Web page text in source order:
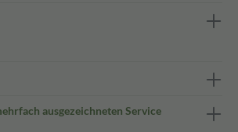
ausgezeichneten Service